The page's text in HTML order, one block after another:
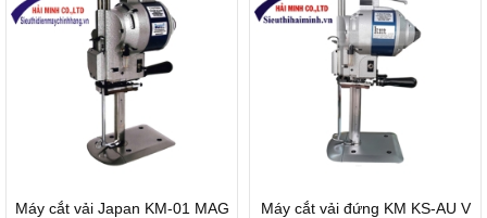
Máy cắt vải Japan KM-01 MAG Máy cắt vải đứng KM KS-AU V